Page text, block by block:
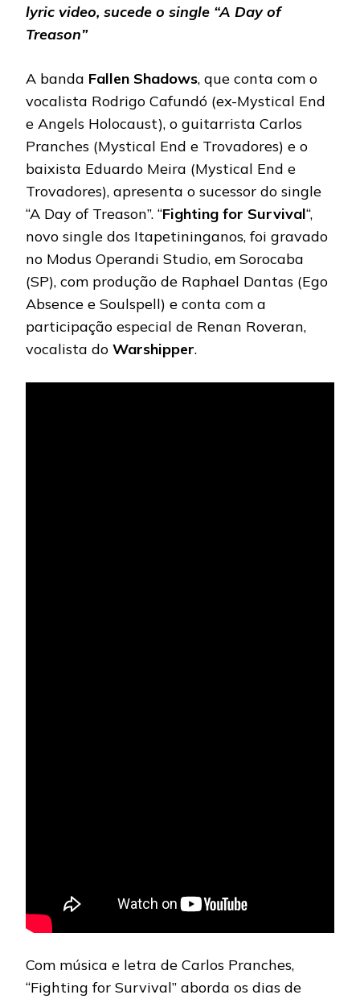
lyric video, sucede o single “A Day of
Treason”
A banda Fallen Shadows, que conta com o
vocalista Rodrigo Cafundó (ex-Mystical End
e Angels Holocaust), o guitarrista Carlos
Pranches (Mystical End e Trovadores) e o
baixista Eduardo Meira (Mystical End e
Trovadores), apresenta o sucessor do single
“A Day of Treason”. “Fighting for Survival“,
novo single dos Itapetininganos, foi gravado
no Modus Operandi Studio, em Sorocaba
(SP), com produção de Raphael Dantas (Ego
Absence e Soulspell) e conta com a
participação especial de Renan Roveran,
vocalista do Warshipper.
Com música e letra de Carlos Pranches,
“Fighting for Survival” aborda os dias de